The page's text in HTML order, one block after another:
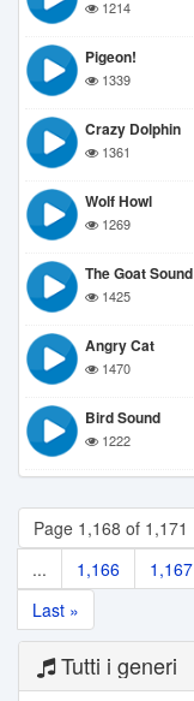
1214
Pigeon!
1339
Crazy Dolphin
1361
Wolf Howl
1269
The Goat Sound
1425
Angry Cat
1470
Bird Sound
1222
Page 1,168 of 1,171
...
1,166 1,167
Last »
Tutti i generi